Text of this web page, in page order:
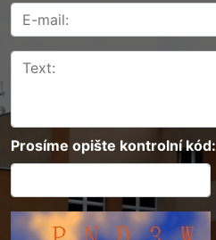
Prosíme opište kontrolní kód: